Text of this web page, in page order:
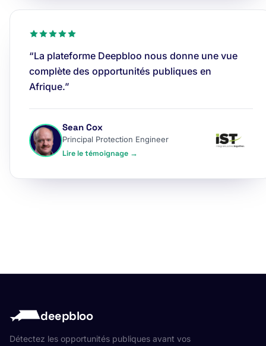
“La plateforme Deepbloo nous donne une vue
complète des opportunités publiques en
Afrique.”
Sean Cox
Principal Protection Engineer
Lire le témoignage →
deepbloo
Détectez les opportunités publiques avant vos